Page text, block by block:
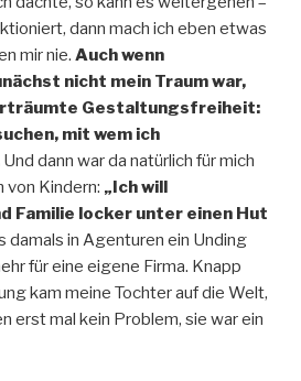
dann mach ich eben etwas
mir nie. Auch wenn
nicht mein Traum war,
Gestaltungsfreiheit:
mit wem ich
Und dann war da natürlich für mich
von Kindern: „Ich will
Familie locker unter einen Hut
damals in Agenturen ein Unding
für eine eigene Firma. Knapp
kam meine Tochter auf die Welt,
erst mal kein Problem, sie war ein